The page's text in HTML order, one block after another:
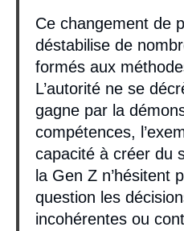
Ce changement de
déstabilise de
formés aux
L’autorité ne se
gagne par la
compétences,
capacité à créer du
la Gen Z n’hésitent
question les
incohérentes ou